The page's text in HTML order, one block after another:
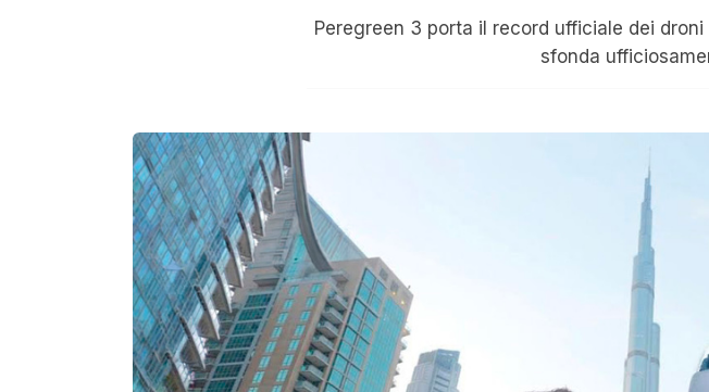
Peregreen 3 porta il record ufficiale dei
sfonda